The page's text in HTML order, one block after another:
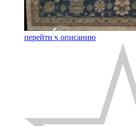
перейти к описанию